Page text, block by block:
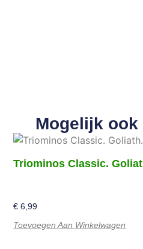
Mogelijk
Triominos Classic.
€ 6,99
Toevoegen Aan Winkelwagen